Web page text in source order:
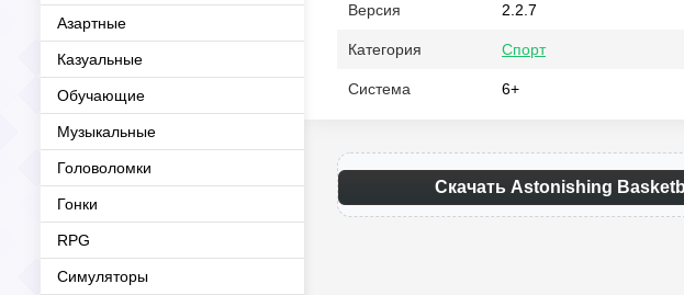
Азартные
Казуальные
Обучающие
Музыкальные
Головоломки
Гонки
RPG
Симуляторы
Версия 2.2.7
Категория Спорт
Система 6+
Скачать Astonishing